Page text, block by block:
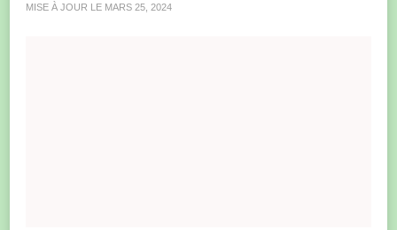
MISE À JOUR LE MARS 25, 2024